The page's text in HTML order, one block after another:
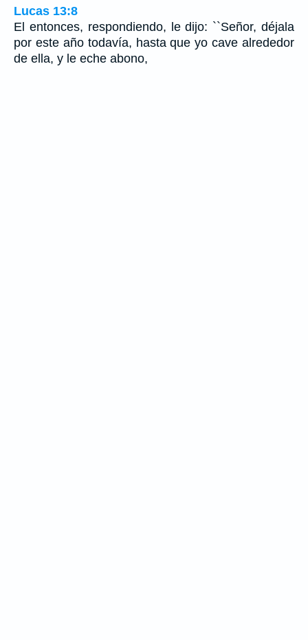
Lucas 13:8
El entonces, respondiendo, le dijo: ``Señor, déjala
por este año todavía, hasta que yo cave alrededor
de ella, y le eche abono,